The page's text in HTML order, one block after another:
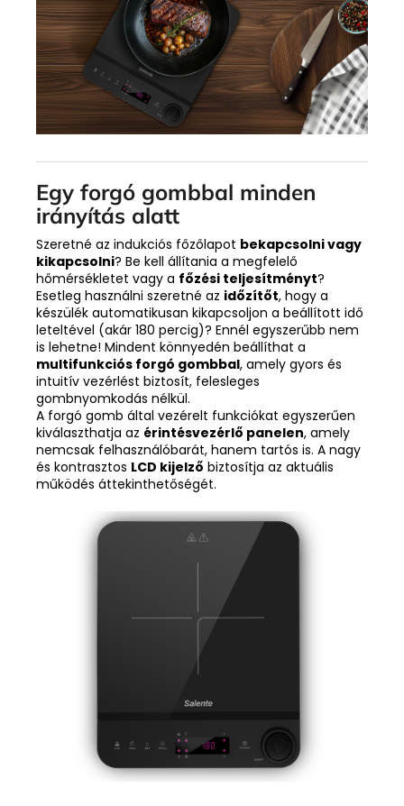
Egy forgó gombbal minden
irányítás alatt
Szeretné az indukciós főzőlapot bekapcsolni vagy
kikapcsolni? Be kell állítania a megfelelő
hőmérsékletet vagy a főzési teljesítményt?
Esetleg használni szeretné az időzítőt, hogy a
készülék automatikusan kikapcsoljon a beállított idő
leteltével (akár 180 percig)? Ennél egyszerűbb nem
is lehetne! Mindent könnyedén beállíthat a
multifunkciós forgó gombbal, amely gyors és
intuitív vezérlést biztosít, felesleges
gombnyomkodás nélkül.
A forgó gomb által vezérelt funkciókat egyszerűen
kiválaszthatja az érintésvezérlő panelen, amely
nemcsak felhasználóbarát, hanem tartós is. A nagy
és kontrasztos LCD kijelző biztosítja az aktuális
működés áttekinthetőségét.